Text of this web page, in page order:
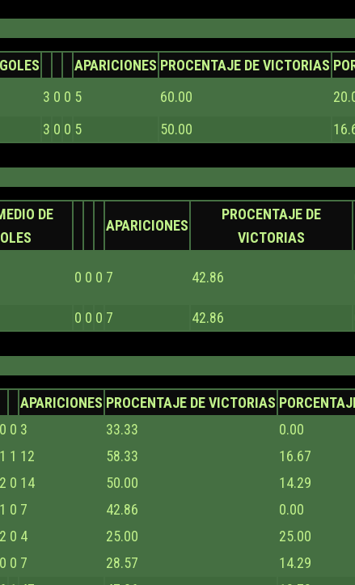
APARICIONES PROCENTAJE DE VICTORIAS
3 0 0 5 60.00
3 0 0 5 50.00
DE
APARICIONES
PROCENTAJE DE
VICTORIAS
0 0 0 7 42.86
0 0 0 7 42.86
APARICIONES PROCENTAJE DE VICTORIAS
0 0 3 33.33 0.00
1 1 12 58.33 16.67
2 0 14 50.00 14.29
1 0 7 42.86 0.00
2 0 4 25.00 25.00
0 0 7 28.57 14.29